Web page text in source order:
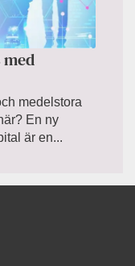
medelstora
En ny
är en...